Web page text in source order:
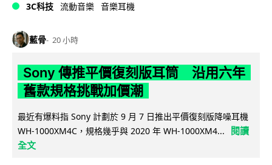
3C科技 流動音樂 音樂耳機
藍骨 20 小時
Sony 傳推平價復刻版耳筒 沿用六年
舊款規格挑戰加價潮
最近有爆料指 Sony 計劃於 9 月 7 日推出平價復刻版降噪耳機
WH-1000XM4C，規格幾乎與 2020 年 WH-1000XM4...
閱讀
全文